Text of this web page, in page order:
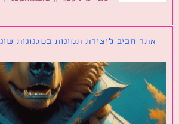
חביב ליצירת תמונות בסגנונות שונים על